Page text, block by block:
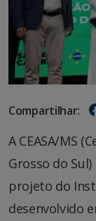
Compartilhar:
A CEASA/MS
Grosso do
projeto do
desenvolvido